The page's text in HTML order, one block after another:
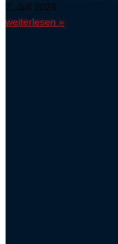
2. Juli 2026
weiterlesen »